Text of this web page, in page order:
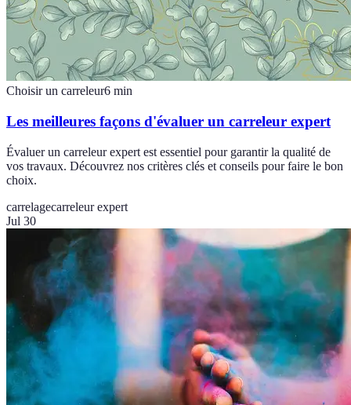
Choisir un carreleur6 min
Les meilleures façons d'évaluer un carreleur expert
Évaluer un carreleur expert est essentiel pour garantir la qualité de
vos travaux. Découvrez nos critères clés et conseils pour faire le bon
choix.
carrelagecarreleur expert
Jul 30